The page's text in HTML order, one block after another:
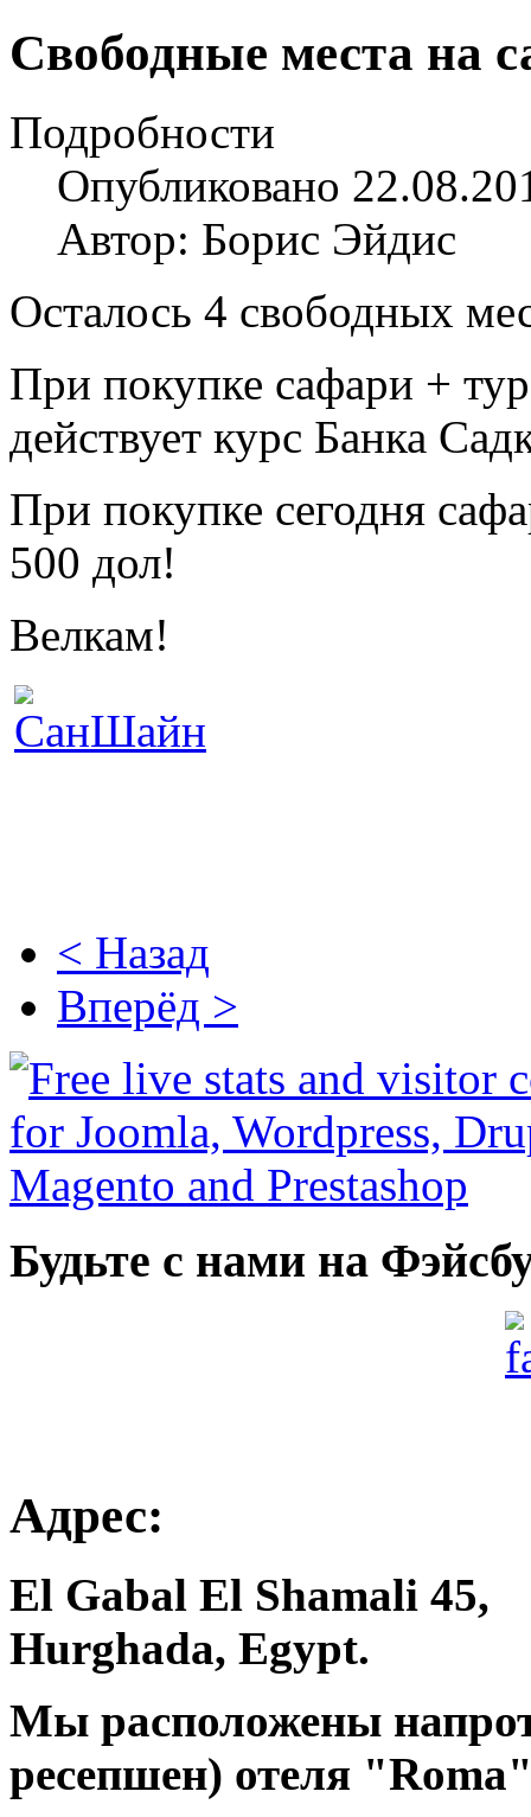
Свободные места на
Подробности
Опубликовано
Автор: Борис Эйдис
Осталось 4 свободных
При покупке сафари +
действует курс Банка
При покупке сегодня
500 дол!
Велкам!
< Назад
Вперёд >
Будьте с нами на
Адрес:
El Gabal El Shamali 45,
Hurghada, Egypt.
Мы расположены
ресепшен) отеля